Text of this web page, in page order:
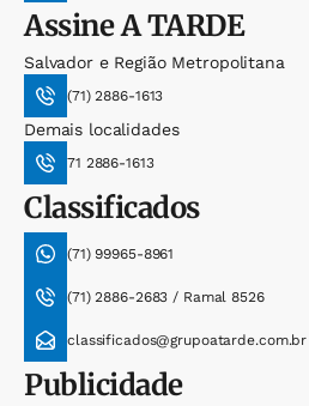
AssineA TARDE
Salvador e Região Metropolitana
(71) 2886-1613
Demais localidades
71 2886-1613
Classificados
(71) 99965-8961
(71) 2886-2683 / Ramal 8526
classificados@grupoatarde.com.br
Publicidade